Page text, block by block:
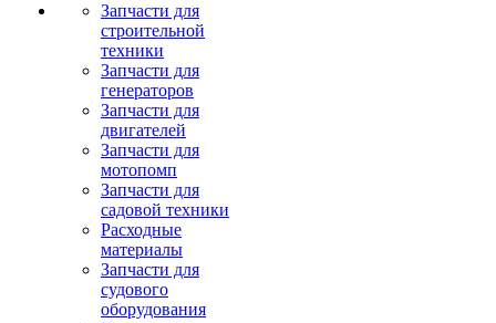
Запчасти для
строительной
техники
Запчасти для
генераторов
Запчасти для
двигателей
Запчасти для
мотопомп
Запчасти для
садовой техники
Расходные
материалы
Запчасти для
судового
оборудования